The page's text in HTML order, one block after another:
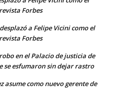
Forbes
a Felipe Vicini como el
Forbes
en el Palacio de justicia de
se esfumaron sin dejar rastro
asume como nuevo gerente de